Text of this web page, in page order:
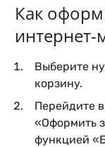
Как
интернет-
Выберите
корзину.
Перейдите
«Оформить
функцией